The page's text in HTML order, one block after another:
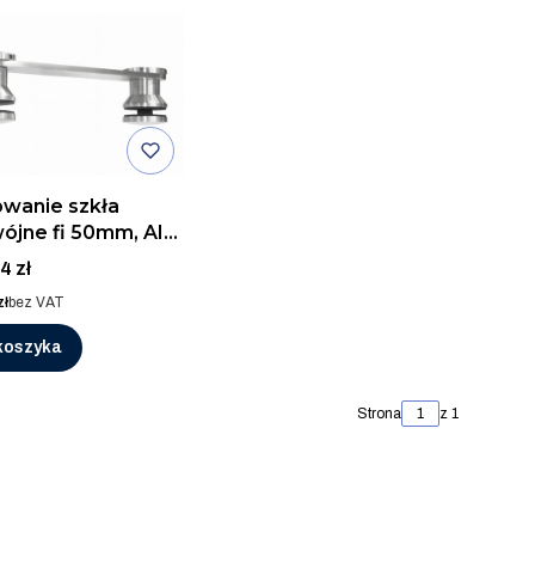
szkła
fi 50mm, AISI
zł
bez VAT
Strona z 1